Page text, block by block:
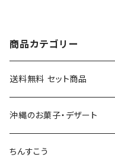
商品カテゴリー
送料無料 セット商品
おつまみセット
黒糖セット
沖縄のお菓子・デザート
ちんすこう